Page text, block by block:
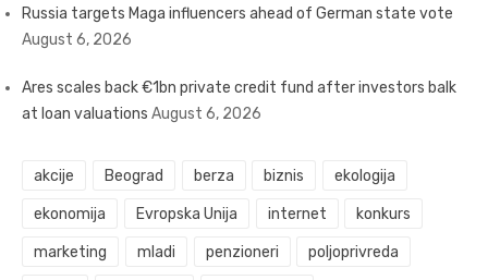
Russia targets Maga influencers ahead of German state vote
August 6, 2026
Ares scales back €1bn private credit fund after investors balk
at loan valuations August 6, 2026
akcije Beograd berza biznis ekologija
ekonomija Evropska Unija internet konkurs
marketing mladi penzioneri poljoprivreda